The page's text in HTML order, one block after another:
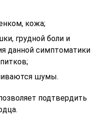
кожа;
грудной боли и
данной симптоматики
шумы.
подтвердить